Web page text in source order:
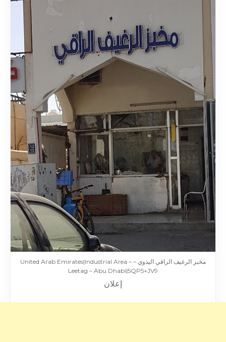
مخبز الرغيف الراقي اليدوي – United Arab Emirates|Industrial Area –
Leetag – Abu Dhabi|5QP5+JV9
إعلان